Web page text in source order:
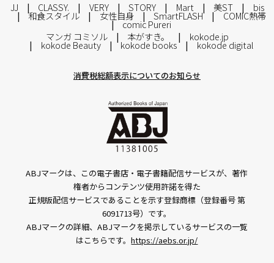
JJ CLASSY. VERY STORY Mart 美ST bis
和食スタイル 女性自身 SmartFLASH COMIC熱帯
comic Pureri
マンガ コミソル
本がすき。 kokode.jp
kokode Beauty kokode books kokode digital
消費税総額表示についてのお知らせ
ABJマークは、この電子書店・電子書籍配信サービスが、著作
権者からコンテンツ使用許諾を得た
正規版配信サービスであることを示す登録商標（登録番号 第
6091713号）です。
ABJマークの詳細、ABJマークを掲示しているサービスの一覧
はこちらです。https://aebs.or.jp/